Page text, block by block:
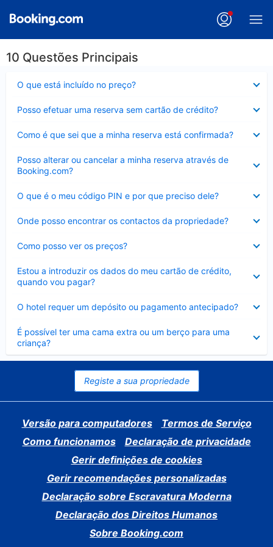
10 Questões Principais
O que está incluído no preço?
fechado
Posso efetuar uma reserva sem cartão de crédito?
fechado
Como é que sei que a minha reserva está confirmada?
fechado
Posso alterar ou cancelar a minha reserva através de
Booking.com?
fechado
O que é o meu código PIN e por que preciso dele?
fechado
Onde posso encontrar os contactos da propriedade?
fechado
Como posso ver os preços?
fechado
Estou a introduzir os dados do meu cartão de crédito,
quando vou pagar?
fechado
O hotel requer um depósito ou pagamento antecipado?
fechado
É possível ter uma cama extra ou um berço para uma
criança?
Elemento
fechado
Registe a sua propriedade
Versão para computadores
Termos de Serviço
Como funcionamos
Declaração de privacidade
Gerir definições de cookies
Gerir recomendações personalizadas
Declaração sobre Escravatura Moderna
Declaração dos Direitos Humanos
Sobre Booking.com